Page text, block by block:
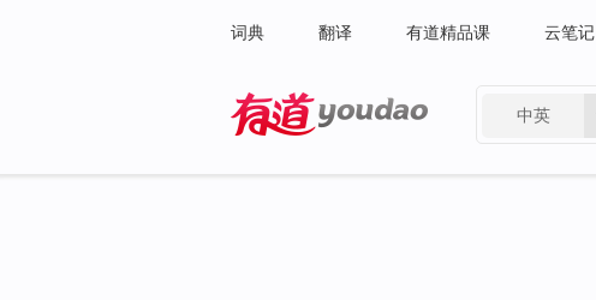
词典 翻译 有道精品课 云笔记
中英